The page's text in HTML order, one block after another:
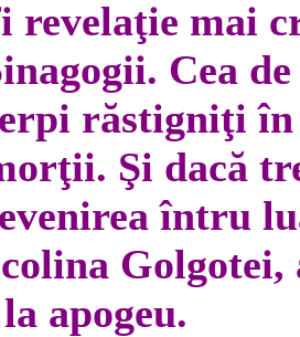
revelaţie mai
Cea
răstigniţi
Şi dacă
întru
apogeu.